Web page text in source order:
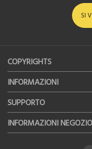
SI
COPYRIGHTS
INFORMAZIONI
SUPPORTO
INFORMAZIONI NEGOZIO